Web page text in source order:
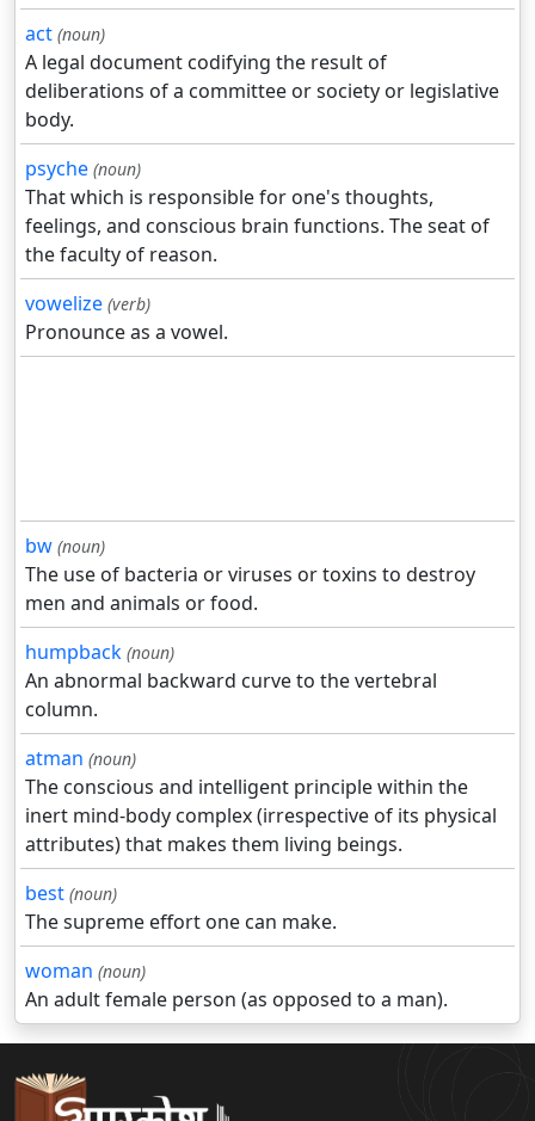
act (noun)
A legal document codifying the result of
deliberations of a committee or society or legislative
body.
psyche (noun)
That which is responsible for one's thoughts,
feelings, and conscious brain functions. The seat of
the faculty of reason.
vowelize (verb)
Pronounce as a vowel.
bw (noun)
The use of bacteria or viruses or toxins to destroy
men and animals or food.
humpback (noun)
An abnormal backward curve to the vertebral
column.
atman (noun)
The conscious and intelligent principle within the
inert mind-body complex (irrespective of its physical
attributes) that makes them living beings.
best (noun)
The supreme effort one can make.
woman (noun)
An adult female person (as opposed to a man).